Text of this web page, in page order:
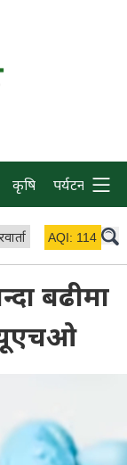
कृषि पर्यटन प्रवास
विचार/ब्लग
AQI: 114
बढीमा